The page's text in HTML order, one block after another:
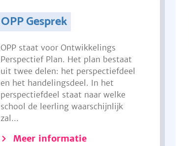
OPP Gesprek
OPP staat voor Ontwikkelings
Perspectief Plan. Het plan bestaat
uit twee delen: het perspectiefdeel
en het handelingsdeel. In het
perspectiefdeel staat naar welke
school de leerling waarschijnlijk
zal...
Meer informatie